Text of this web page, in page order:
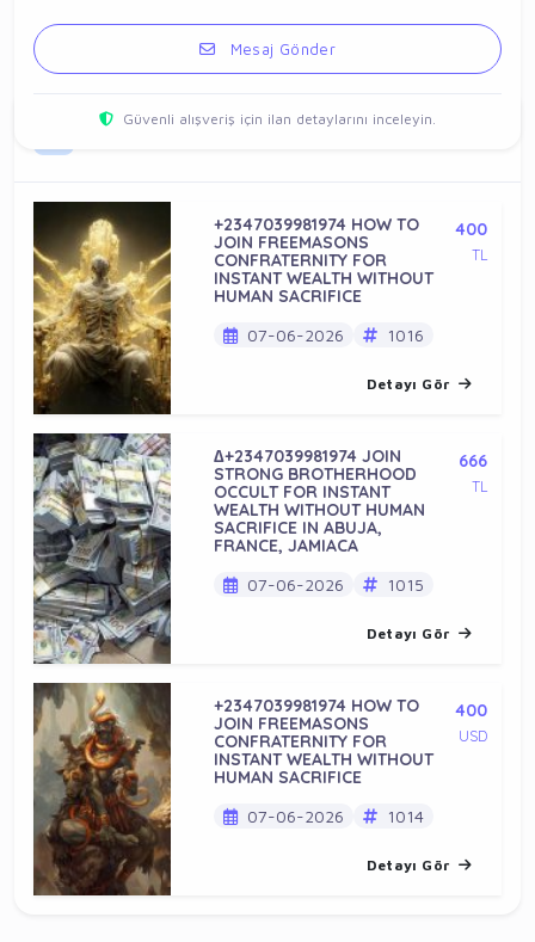
Vitrin İlanlar
+2347039981974 HOW TO
JOIN FREEMASONS
CONFRATERNITY FOR
INSTANT WEALTH WITHOUT
HUMAN SACRIFICE
400
TL
07-06-2026 1016
Detayı Gör
∆+2347039981974 JOIN
STRONG BROTHERHOOD
OCCULT FOR INSTANT
WEALTH WITHOUT HUMAN
SACRIFICE IN ABUJA,
FRANCE, JAMIACA
666
TL
07-06-2026 1015
Detayı Gör
+2347039981974 HOW TO
JOIN FREEMASONS
CONFRATERNITY FOR
INSTANT WEALTH WITHOUT
HUMAN SACRIFICE
400
USD
07-06-2026 1014
Detayı Gör
Mesaj Gönder
Güvenli alışveriş için ilan detaylarını inceleyin.